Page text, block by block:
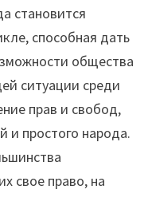
становится
способная дать
общества
ситуации среди
прав и свобод,
и простого народа.
свое право, на